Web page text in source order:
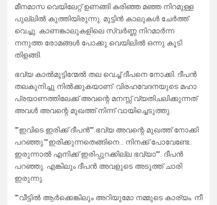
മീനമാസ വെയിലേറ്റ് ഉണങ്ങി കരിഞ്ഞ മഞ്ഞ നിറമുള്ള
പുല്ലിൽ കുത്തിയിരുന്നു. മുട്ടിൻ കാലുകൾ ചേർത്ത്
വെച്ചു. കാണങ്കാലുകളിലെ സ്വർണ്ണ നിറമാർന്ന
നനുത്ത രോമങ്ങൾ പോക്കു വെയിലിൽ ഒന്നു കൂടി
തിളങ്ങി.
ഭവ്യ കാൽമുട്ടിന്മേൽ തല വെച്ച് ദീപനെ നോക്കി. ദീപൻ
തലകുനിച്ചു നിൽക്കുകയാണ്. വിരഹവേദനയുടെ മഹാ
പ്രയാണത്തിലേക്ക് അവന്റെ മനസ്സ് വ്യതിചലിക്കുന്നത്
അവൾ അവന്റെ മുഖത്ത് നിന്ന് വായിച്ചെടുത്തു.
“”ഇവിടെ ഇരിക്ക് ദീപൻ””.ഭവ്യ അവന്റെ മുഖത്ത് നോക്കി
പറഞ്ഞു.””ഇരിക്കുന്നതെങ്ങിനെ… നിനക്ക് പോവേണ്ടേ..
ഇരുന്നാൽ എനിക്ക് ഇരിപ്പുറക്കില്ല ഭവ്യാ””. ദീപൻ
പറഞ്ഞു. എങ്കിലും ദീപൻ അവളുടെ അടുത്ത് ചാരി
ഇരുന്നു.
“”വീട്ടിൽ ആർക്കെങ്കിലും അറിയുമോ നമ്മുടെ കാര്യം. നീ